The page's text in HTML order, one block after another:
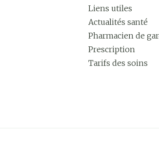
Liens utiles
Actualités santé
Pharmacien de
Prescription
Tarifs des soins